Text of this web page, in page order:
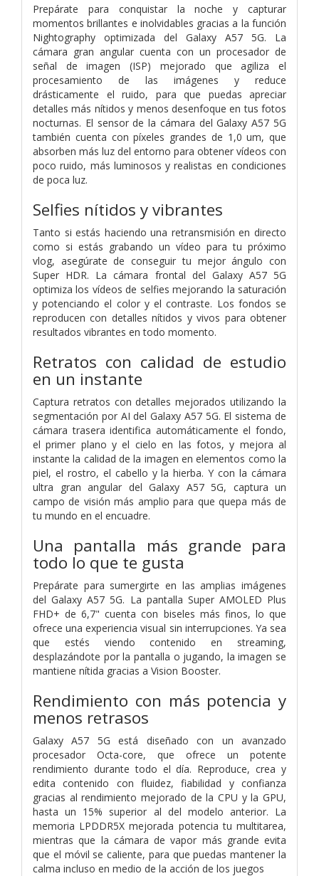
Prepárate para conquistar la noche y capturar
momentos brillantes e inolvidables gracias a la función
Nightography optimizada del Galaxy A57 5G. La
cámara gran angular cuenta con un procesador de
señal de imagen (ISP) mejorado que agiliza el
procesamiento de las imágenes y reduce
drásticamente el ruido, para que puedas apreciar
detalles más nítidos y menos desenfoque en tus fotos
nocturnas. El sensor de la cámara del Galaxy A57 5G
también cuenta con píxeles grandes de 1,0 um, que
absorben más luz del entorno para obtener vídeos con
poco ruido, más luminosos y realistas en condiciones
de poca luz.
Selfies nítidos y vibrantes
Tanto si estás haciendo una retransmisión en directo
como si estás grabando un vídeo para tu próximo
vlog, asegúrate de conseguir tu mejor ángulo con
Super HDR. La cámara frontal del Galaxy A57 5G
optimiza los vídeos de selfies mejorando la saturación
y potenciando el color y el contraste. Los fondos se
reproducen con detalles nítidos y vivos para obtener
resultados vibrantes en todo momento.
Retratos con calidad de estudio
en un instante
Captura retratos con detalles mejorados utilizando la
segmentación por AI del Galaxy A57 5G. El sistema de
cámara trasera identifica automáticamente el fondo,
el primer plano y el cielo en las fotos, y mejora al
instante la calidad de la imagen en elementos como la
piel, el rostro, el cabello y la hierba. Y con la cámara
ultra gran angular del Galaxy A57 5G, captura un
campo de visión más amplio para que quepa más de
tu mundo en el encuadre.
Una pantalla más grande para
todo lo que te gusta
Prepárate para sumergirte en las amplias imágenes
del Galaxy A57 5G. La pantalla Super AMOLED Plus
FHD+ de 6,7" cuenta con biseles más finos, lo que
ofrece una experiencia visual sin interrupciones. Ya sea
que estés viendo contenido en streaming,
desplazándote por la pantalla o jugando, la imagen se
mantiene nítida gracias a Vision Booster.
Rendimiento con más potencia y
menos retrasos
Galaxy A57 5G está diseñado con un avanzado
procesador Octa-core, que ofrece un potente
rendimiento durante todo el día. Reproduce, crea y
edita contenido con fluidez, fiabilidad y confianza
gracias al rendimiento mejorado de la CPU y la GPU,
hasta un 15% superior al del modelo anterior. La
memoria LPDDR5X mejorada potencia tu multitarea,
mientras que la cámara de vapor más grande evita
que el móvil se caliente, para que puedas mantener la
calma incluso en medio de la acción de los juegos